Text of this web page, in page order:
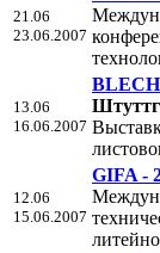
21.06
23.06.2007
13.06
16.06.2007
12.06
15.06.2007
GIFA -